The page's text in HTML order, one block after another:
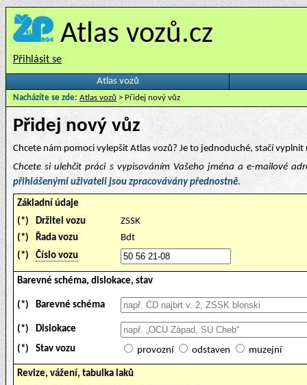
Atlas vozů.cz
Přihlásit se
Atlas vozů
Nacházíte se zde: Atlas vozů > Přidej nový vůz
Přidej nový vůz
Chcete nám pomoci vylepšit Atlas vozů? Je to jednoduché, stačí
Chcete si ulehčit práci s vypisováním Vašeho jména a e-mailové
přihlášenými uživateli jsou zpracovávány přednostně.
Základní údaje
(*)
Držitel vozu
ZSSK
(*)
Řada vozu
Bdt
(*)
Číslo vozu
Barevné schéma, dislokace, stav
(*) Barevné schéma
(*)
Dislokace
(*)
Stav vozu provozní odstaven muzejní
Revize, vážení, tabulka laků